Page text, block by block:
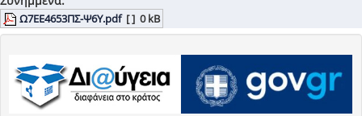
Ω7ΕΕ4653ΠΣ-Ψ6Υ.pdf [ ] 0 kB